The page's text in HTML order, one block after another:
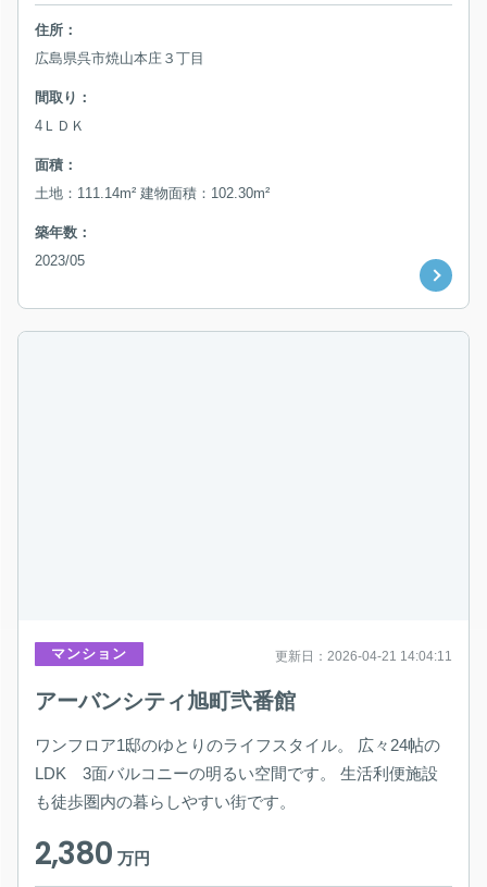
住所：
広島県呉市焼山本庄３丁目
間取り：
4ＬＤＫ
面積：
土地：111.14m² 建物面積：102.30m²
築年数：
2023/05
マンション 更新日：2026-04-21 14:04:11
アーバンシティ旭町弐番館
ワンフロア1邸のゆとりのライフスタイル。 広々24帖の
LDK 3面バルコニーの明るい空間です。 生活利便施設
も徒歩圏内の暮らしやすい街です。
2,380万円